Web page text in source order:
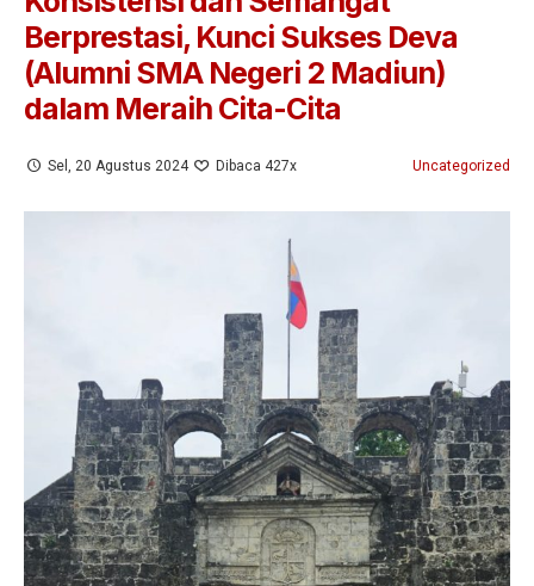
Visi Misi SMAN 2 Madiun
Struktur Organisasi
Sarana dan Prasarana
Pramuka
SCC
KIR
UKS
Koperasi
Digital Sekolah
ELITE
E-learning
Perpus Digital
Aplikasi KBM
Guru dan Karyawan
Berprestasi, Kunci Sukses Deva
(Alumni SMA Negeri 2 Madiun)
dalam Meraih Cita-Cita
Sel, 20 Agustus 2024 Dibaca 427x Uncategorized